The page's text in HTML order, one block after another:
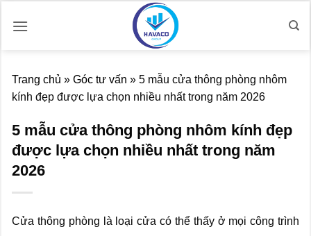
qua
Trang chủ » Góc tư vấn » 5 mẫu cửa thông phòng nhôm
kính đẹp được lựa chọn nhiều nhất trong năm 2026
5 mẫu cửa thông phòng nhôm kính đẹp
được lựa chọn nhiều nhất trong năm
2026
Cửa thông phòng là loại cửa có thể thấy ở mọi công trình